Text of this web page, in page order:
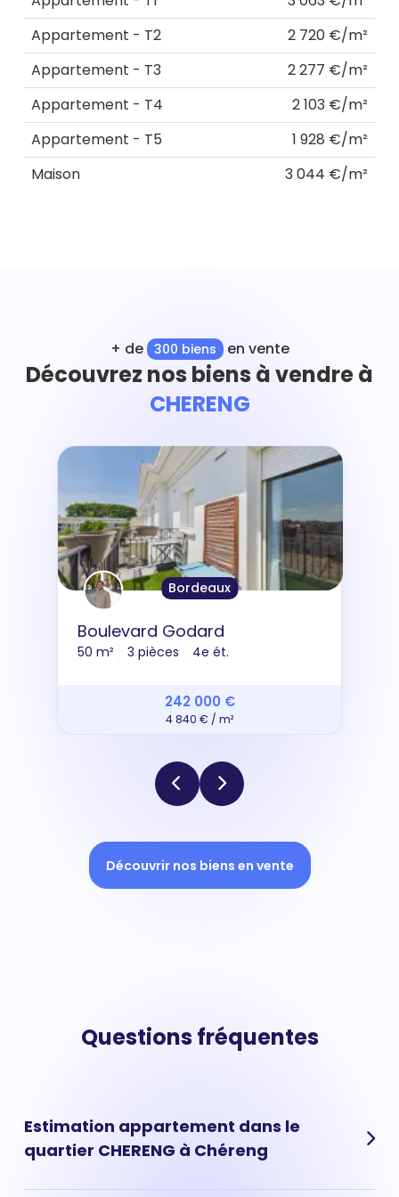
Appartement - T2
2 720 €/m²
Appartement - T3
2 277 €/m²
Appartement - T4
2 103 €/m²
Appartement - T5
1 928 €/m²
Maison
3 044 €/m²
+ de 300 biens en vente
Découvrez nos biens à vendre à
CHERENG
Bordeaux
Boulevard Godard
50 m² 3 pièces 4e ét.
242 000 €
4 840 € / m²
Découvrir nos biens en vente
Questions fréquentes
Estimation appartement dans le
quartier CHERENG à Chéreng